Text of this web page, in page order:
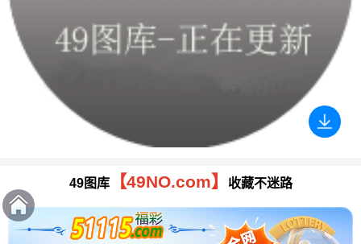
49图库【49NO.com】 收藏不迷路